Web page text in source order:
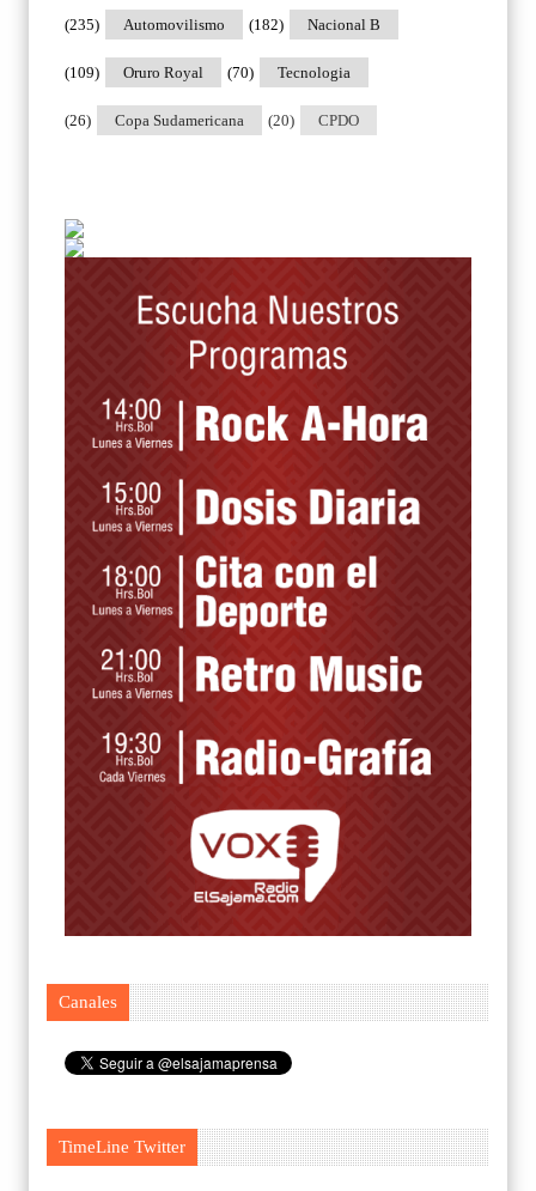
Automovilismo
(235) Nacional B
(182)
Oruro Royal
(109) Tecnologia
(70)
Copa Sudamericana
(26) CPDO
(20)
Canales
TimeLine Twitter